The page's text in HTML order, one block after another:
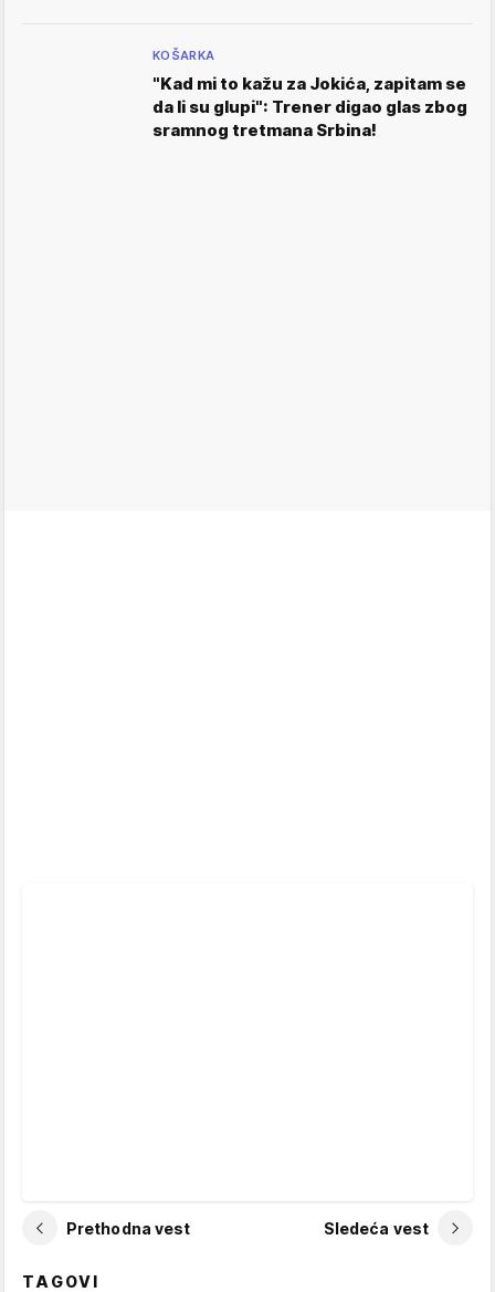
KOŠARKA
"Kad mi to kažu za Jokića, zapitam se
da li su glupi": Trener digao glas zbog
sramnog tretmana Srbina!
Prethodna vest Sledeća vest
TAGOVI